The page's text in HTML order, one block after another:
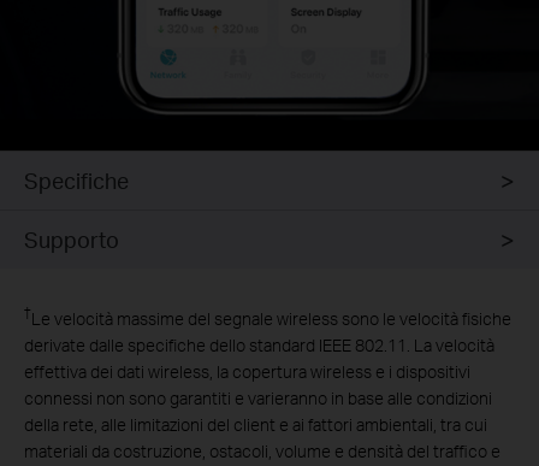
Specifiche
Supporto
†Le velocità massime del segnale wireless sono le velocità fisiche
derivate dalle specifiche dello standard IEEE 802.11. La velocità
effettiva dei dati wireless, la copertura wireless e i dispositivi
connessi non sono garantiti e varieranno in base alle condizioni
della rete, alle limitazioni del client e ai fattori ambientali, tra cui
materiali da costruzione, ostacoli, volume e densità del traffico e